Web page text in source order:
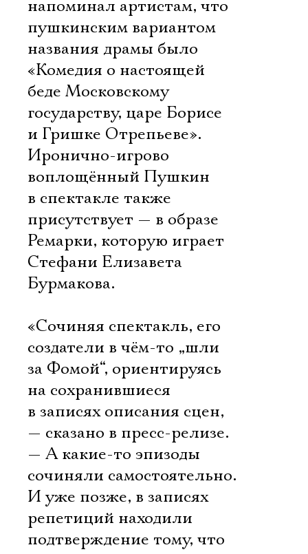
напоминал артистам, что
пушкинским вариантом
названия драмы было
«Комедия о настоящей
беде Московскому
государству, царе Борисе
и Гришке Отрепьеве».
Иронично-игрово
воплощённый Пушкин
в спектакле также
присутствует — в образе
Ремарки, которую играет
Стефани Елизавета
Бурмакова.
«Сочиняя спектакль, его
создатели в чём-то „шли
за Фомой“, ориентируясь
на сохранившиеся
в записях описания сцен,
— сказано в пресс-релизе.
— А какие-то эпизоды
сочиняли самостоятельно.
И уже позже, в записях
репетиций находили
подтверждение тому, что